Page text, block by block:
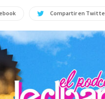
Compartir en